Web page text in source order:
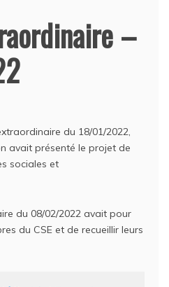
–
du 18/01/2022,
avait présenté le projet de
sociales et
du 08/02/2022 avait pour
du CSE et de recueillir leurs